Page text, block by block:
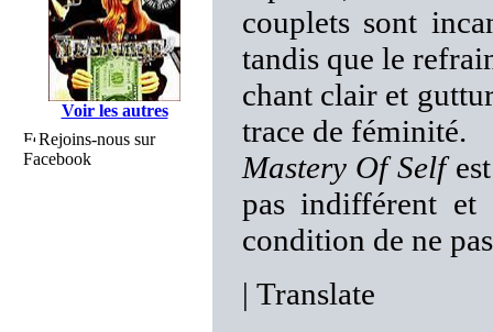
Voir les autres
Rejoins-nous sur
Facebook
couplets sont
tandis que le
chant clair et
trace de féminité.
Mastery Of Selfest
pas indifférent et
condition de ne
| Translate